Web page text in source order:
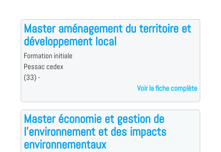
Master aménagement du territoire et
développement local
Formation initiale
Pessac cedex
(33) -
Voir la fiche complète
Master économie et gestion de
l'environnement et des impacts
environnementaux